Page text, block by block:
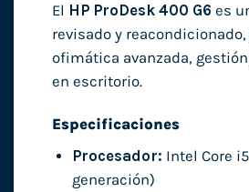
El HP ProDesk 400 G6 es
revisado y
ofimática avanzada,
en escritorio.
Especificaciones
Procesador: Intel Core
generación)